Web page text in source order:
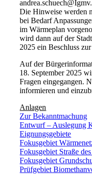
Die Hinweise werden
bei Bedarf
im Wärmeplan
wird dann auf der
2025 ein Beschluss
Auf der
18. September 2025
Fragen eingegangen.
informieren und
Anlagen
Zur Bekanntmachung
Entwurf – Auslegung
Eignungsgebiete
Fokusgebiet
Fokusgebiet Straße
Fokusgebiet
Prüfgebiet